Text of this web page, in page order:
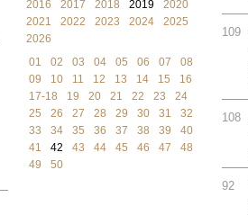
2016 2017 2018 2019
2020
2021
2022 2023 2024
2025
2026
01
02 03 04 05 06 07
08
09
10 11 12 13 14 15
16
17-18
19 20 21 22 23
24
25
26 27 28 29 30 31
32
33
34 35 36 37 38 39
40
41
42 43 44 45 46 47
48
49
50
109
108
92